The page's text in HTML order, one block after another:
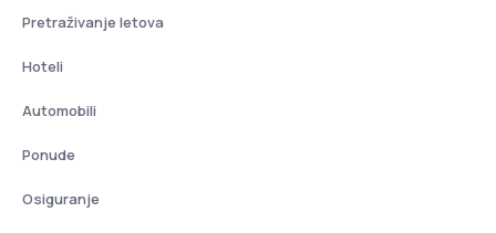
Pretraživanje letova
Hoteli
Automobili
Ponude
Osiguranje